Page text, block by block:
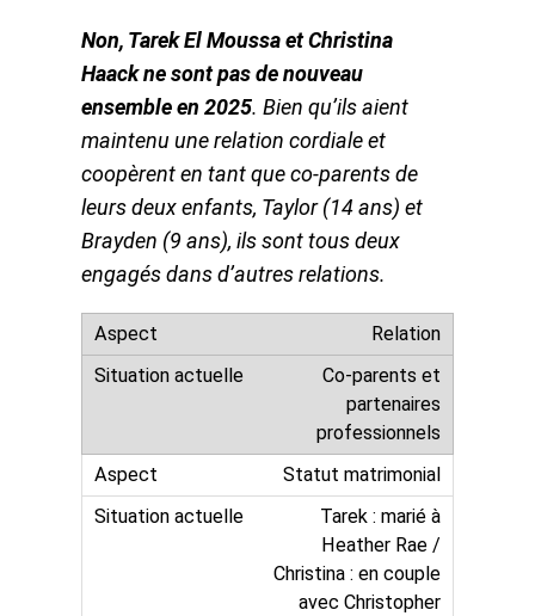
Non, Tarek El Moussa et Christina
Haack ne sont pas de nouveau
ensemble en 2025. Bien qu’ils aient
maintenu une relation cordiale et
coopèrent en tant que co-parents de
leurs deux enfants, Taylor (14 ans) et
Brayden (9 ans), ils sont tous deux
engagés dans d’autres relations.
Relation
Co-parents et
partenaires
professionnels
Statut matrimonial
Tarek : marié à
Heather Rae /
Christina : en couple
avec Christopher